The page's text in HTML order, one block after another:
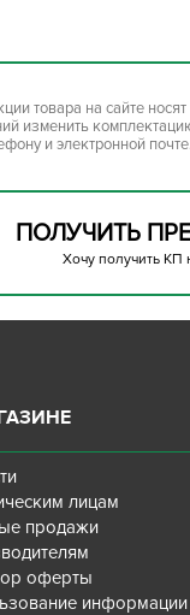
товара на сайте
изменить
и электронной
ПОЛУЧИТЬ
Хочу получить КП
лицам
продажи
оферты
информации